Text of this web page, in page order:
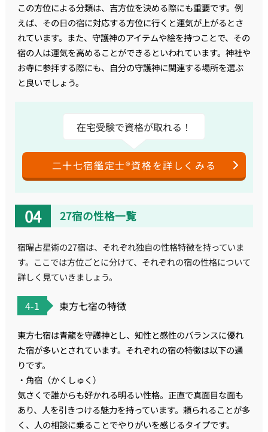
この方位による分類は、吉方位を決める際にも重要です。例
えば、その日の宿に対応する方位に行くと運気が上がるとさ
れています。また、守護神のアイテムや絵を持つことで、その
宿の人は運気を高めることができるといわれています。神社や
お寺に参拝する際にも、自分の守護神に関連する場所を選ぶ
と良いでしょう。
在宅受験で資格が取れる！
二十七宿鑑定士®資格を詳しくみる
27宿の性格一覧
宿曜占星術の27宿は、それぞれ独自の性格特徴を持っていま
す。ここでは方位ごとに分けて、それぞれの宿の性格について
詳しく見ていきましょう。
4-1 東方七宿の特徴
東方七宿は青龍を守護神とし、知性と感性のバランスに優れ
た宿が多いとされています。それぞれの宿の特徴は以下の通
りです。
・角宿（かくしゅく）
気さくで誰からも好かれる明るい性格。正直で真面目な面も
あり、人を引きつける魅力を持っています。頼られることが多
く、人の相談に乗ることでやりがいを感じるタイプです。